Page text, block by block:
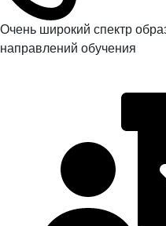
Очень широкий спектр
направлений обучения